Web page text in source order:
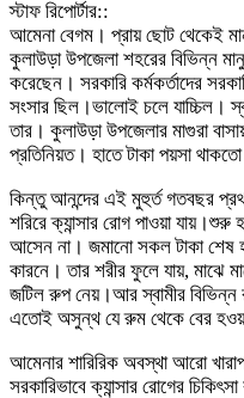
স্টাফ রিপোর্টার::
আমেনা বেগম। প্রায় ছোট থেকেই
‍কুলাউড়া উপজেলা শহরের বিভিন্ন
করেছেন। সরকারি কর্মকর্তাদের
সংসার ছিল।ভালোই চলে যাচ্চিল।
তার। কুলাউড়া উপজেলার মাগুরা
প্রতিনিয়ত। হাতে টাকা পয়সা
কিন্তু আনন্দের এই মুহুর্ত গতবছর
শরিরে ক্যান্সার রোগ পাওয়া
আসেন না। জমানো সকল টাকা শেষ
কারনে। তার শরীর ফুলে যায়, মাঝে
জটিল রুপ নেয়।আর স্বামীর বিভিন্ন
এতোই অসুন্থ যে রুম থেকে বের
আমেনার শারিরিক অবস্থা আরো
সরকারিভাবে ক্যান্সার রোগের